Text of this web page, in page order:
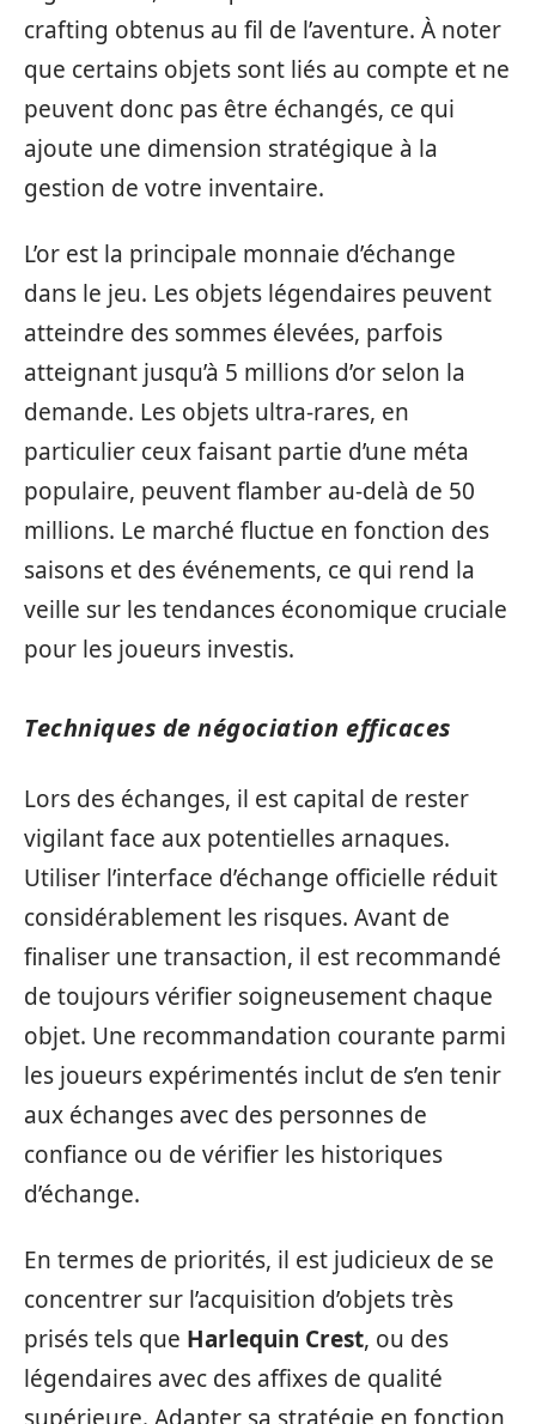
crafting obtenus au fil de l’aventure. À noter
que certains objets sont liés au compte et ne
peuvent donc pas être échangés, ce qui
ajoute une dimension stratégique à la
gestion de votre inventaire.
L’or est la principale monnaie d’échange
dans le jeu. Les objets légendaires peuvent
atteindre des sommes élevées, parfois
atteignant jusqu’à 5 millions d’or selon la
demande. Les objets ultra-rares, en
particulier ceux faisant partie d’une méta
populaire, peuvent flamber au-delà de 50
millions. Le marché fluctue en fonction des
saisons et des événements, ce qui rend la
veille sur les tendances économique cruciale
pour les joueurs investis.
Techniques de négociation efficaces
Lors des échanges, il est capital de rester
vigilant face aux potentielles arnaques.
Utiliser l’interface d’échange officielle réduit
considérablement les risques. Avant de
finaliser une transaction, il est recommandé
de toujours vérifier soigneusement chaque
objet. Une recommandation courante parmi
les joueurs expérimentés inclut de s’en tenir
aux échanges avec des personnes de
confiance ou de vérifier les historiques
d’échange.
En termes de priorités, il est judicieux de se
concentrer sur l’acquisition d’objets très
prisés tels que Harlequin Crest, ou des
légendaires avec des affixes de qualité